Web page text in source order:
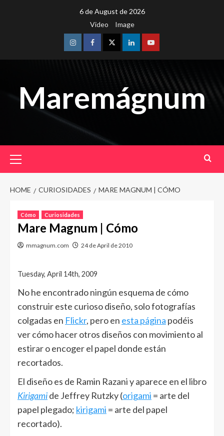
6 de August de 2026
Video
Image
InstagramFacebookTwitterLinkedinYoutube
Maremágnum
Menu
HOME CURIOSIDADES MARE MAGNUM | CÓMO
Cómo Curiosidades
Mare Magnum | Cómo
mmagnum.com 24 de April de 2010
Tuesday, April 14th, 2009
No he encontrado ningún esquema de cómo
construir este curioso diseño, solo fotografías
colgadas en Flickr, pero en esta página podéis
ver cómo hacer otros diseños con movimiento al
estirar o encoger el papel donde están
recortados.
El diseño es de Ramin Razani y aparece en el libro
Kirigamide Jeffrey Rutzky (origami = arte del
papel plegado; kirigami = arte del papel
recortado).